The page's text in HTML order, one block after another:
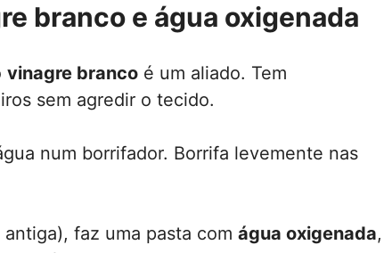
branco e água oxigenada
vinagre branco é um aliado. Tem
sem agredir o tecido.
num borrifador. Borrifa levemente nas
faz uma pasta com água oxigenada,